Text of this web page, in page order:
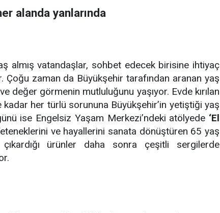
alanda yanlarında
almış vatandaşlar, sohbet edecek birisine ihtiyaç
Çoğu zaman da Büyükşehir tarafından aranan yaş
değer görmenin mutluluğunu yaşıyor. Evde kırılan
her türlü sorununa Büyükşehir’in yetiştiği yaş
ise Engelsiz Yaşam Merkezi’ndeki atölyede ‘El
ve hayallerini sanata dönüştüren 65 yaş
ürünler daha sonra çeşitli sergilerde